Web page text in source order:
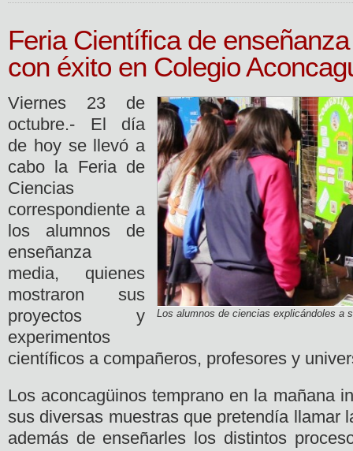
Feria Científica de
con éxito en Colegio
Los alumnos de ciencias explicándoles a
Viernes 23 de
octubre.- El día
de hoy se llevó a
cabo la Feria de
Ciencias
correspondiente a
los alumnos de
enseñanza
media, quienes
mostraron sus
proyectos y
experimentos
científicos a compañeros, profesores y
Los aconcagüinos temprano en la mañana
sus diversas muestras que pretendía llamar
además de enseñarles los distintos